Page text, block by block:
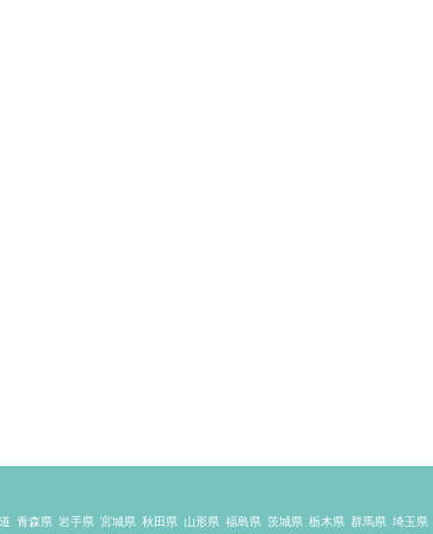
青森県 岩手県 宮城県 秋田県 山形県 福島県 茨城県 栃木県 群馬県 埼玉県